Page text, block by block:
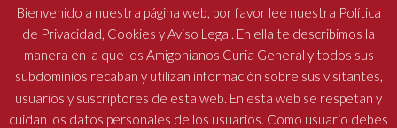
Bienvenido a nuestra página web, por favor lee nuestra Política
de Privacidad, Cookies y Aviso Legal. En ella te describimos la
manera en la que los Amigonianos Curia General y todos sus
subdominios recaban y utilizan información sobre sus visitantes,
usuarios y suscriptores de esta web. En esta web se respetan y
cuidan los datos personales de los usuarios. Como usuario debes